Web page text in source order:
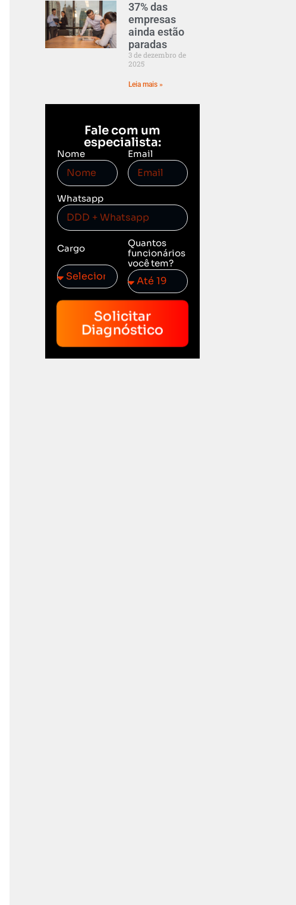
37% das
empresas
ainda estão
paradas
3 de dezembro de
2025
Leia mais »
Fale com um
especialista:
Nome Email
Whatsapp
Cargo
Quantos
funcionários
você tem?
Solicitar
Diagnóstico